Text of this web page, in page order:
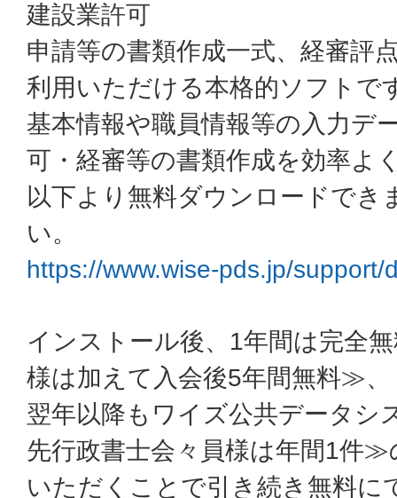
建設業許可
申請等の書類作成一式、経審評
利用いただける本格的ソフトで
基本情報や職員情報等の入力デ
可・経審等の書類作成を効率よ
以下より無料ダウンロードでき
い。
https://www.wise-pds.jp/
インストール後、1年間は完全
様は加えて入会後5年間無料≫、
翌年以降もワイズ公共データ
先行政書士会々員様は年間1件≫
いただくことで引き続き無料に